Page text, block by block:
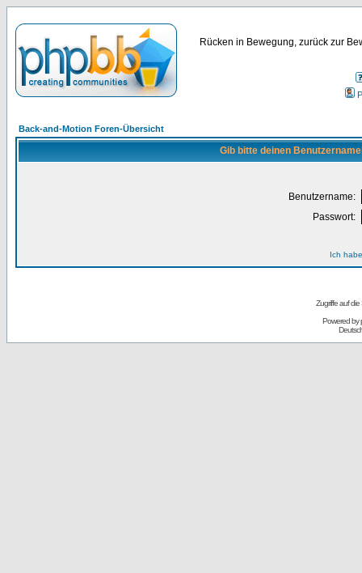
Rücken in Bewegung, zurück zur
Back-and-Motion Foren-Übersicht
Gib bitte deinen
Benutzername:
Passwort:
Ich
Zugriffe auf
Powered by